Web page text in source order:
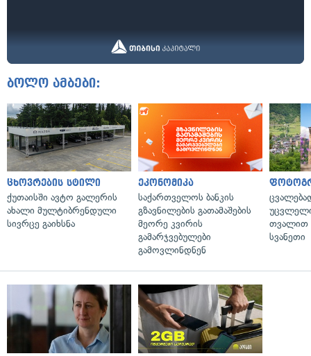
ბოლო ამბები:
ცხოვრების სტილი
ქუთაისში ავტო გალერის
ახალი მულტიბრენდული
სივრცე გაიხსნა
ეკონომიკა
საქართველოს ბანკის
გზავნილების გათამაშების
მეორე კვირის
გამარჯვებულები
გამოვლინდნენ
თვალით
სვანეთი